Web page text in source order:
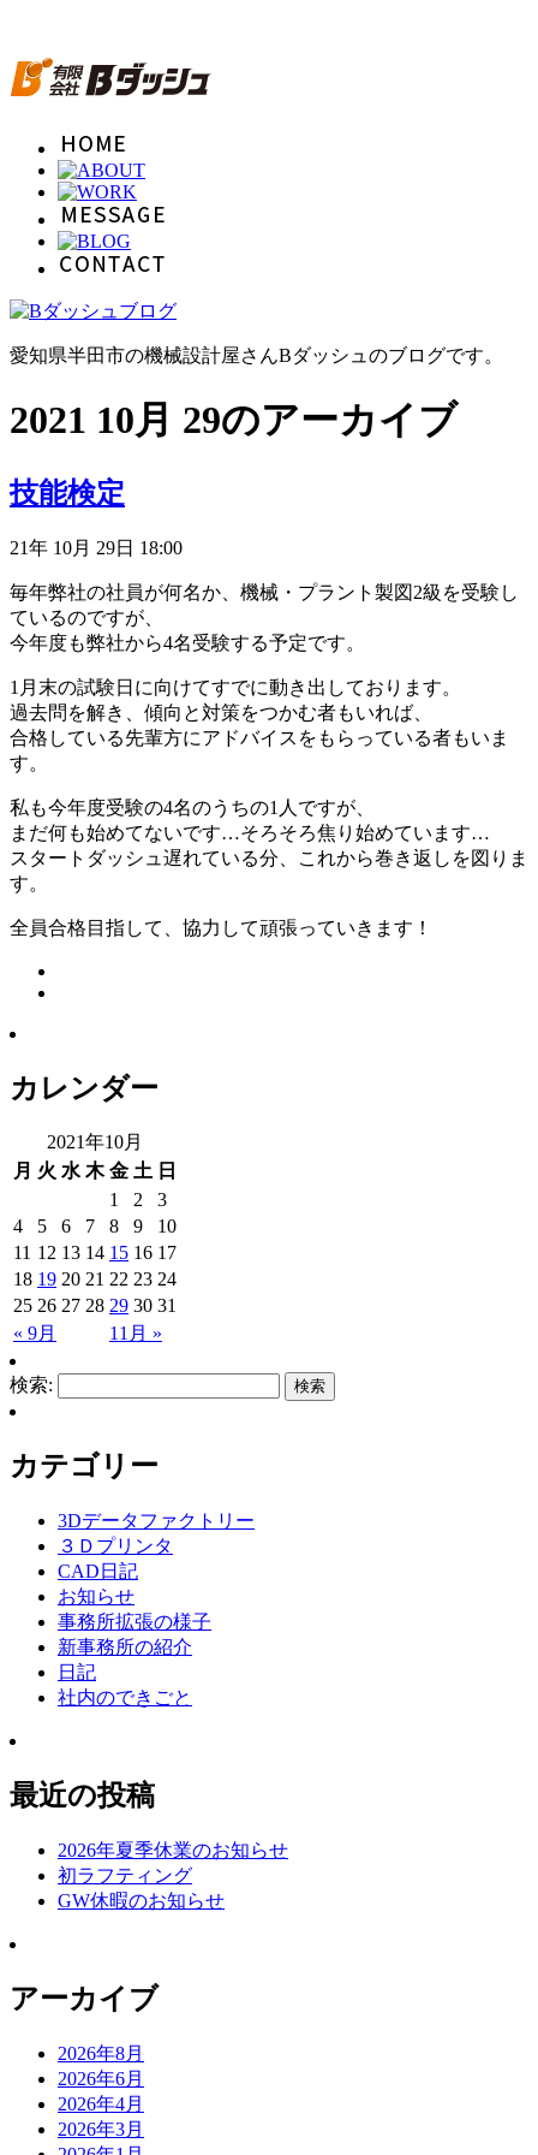
愛知県半田市の機械設計屋さんBダッシュのブログです。
2021 10月 29のアーカイブ
技能検定
21年 10月 29日 18:00
毎年弊社の社員が何名か、機械・プラント製図2級を受験し
ているのですが、
今年度も弊社から4名受験する予定です。
1月末の試験日に向けてすでに動き出しております。
過去問を解き、傾向と対策をつかむ者もいれば、
合格している先輩方にアドバイスをもらっている者もいま
す。
私も今年度受験の4名のうちの1人ですが、
まだ何も始めてないです…そろそろ焦り始めています…
スタートダッシュ遅れている分、これから巻き返しを図りま
す。
全員合格目指して、協力して頑張っていきます！
カレンダー
2021年10月
月 火 水 木 金 土 日
« 9月 11月 »
1 2
3
4
5 6 7 8 9
10
11 12 13 14 15 16 17
18 19 20 21 22 23 24
25 26 27 28 29 30 31
検索:
カテゴリー
3Dデータファクトリー
３Ｄプリンタ
CAD日記
お知らせ
事務所拡張の様子
新事務所の紹介
日記
社内のできごと
最近の投稿
2026年夏季休業のお知らせ
初ラフティング
GW休暇のお知らせ
アーカイブ
2026年8月
2026年6月
2026年4月
2026年3月